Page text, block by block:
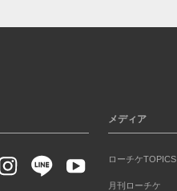
メディア
ローチケTOPICS
月刊ローチケ